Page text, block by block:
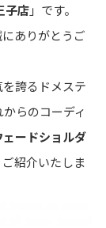
子店」です。
ありがとうご
誇るドメステ
らのコーディ
ードショルダ
紹介いたしま